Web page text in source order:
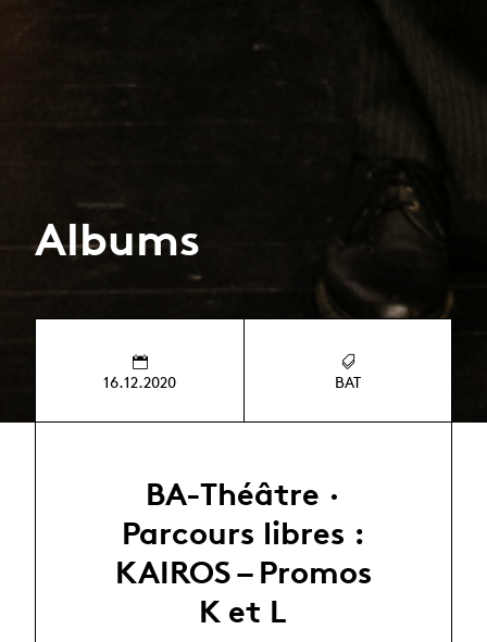
Albums
16.12.2020 BAT
BA-Théâtre ·
Parcours libres :
KAIROS – Promos
K et L